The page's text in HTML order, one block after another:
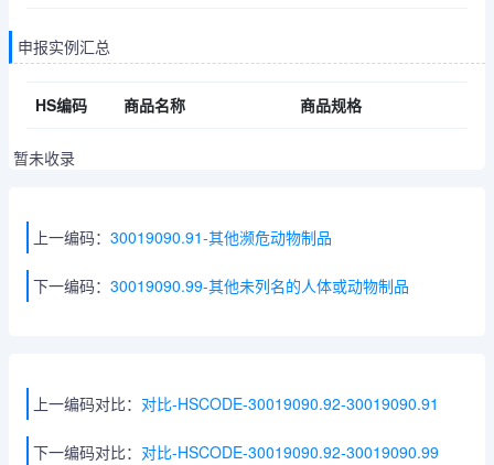
申报实例汇总
HS编码 商品名称 商品规格
暂未收录
上一编码： 30019090.91-其他濒危动物制品
下一编码： 30019090.99-其他未列名的人体或动物制品
上一编码对比： 对比-HSCODE-30019090.92-30019090.91
下一编码对比： 对比-HSCODE-30019090.92-30019090.99